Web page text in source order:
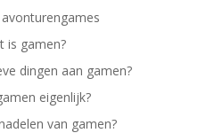
is gamen?
dingen aan gamen?
eigenlijk?
van gamen?